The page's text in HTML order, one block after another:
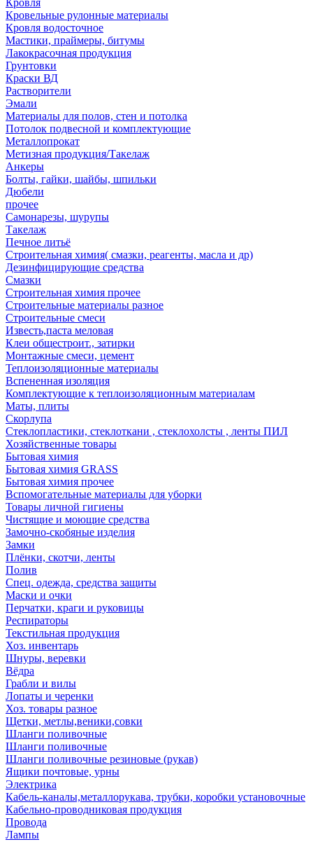
Кровля
Кровельные рулонные материалы
Кровля водосточное
Мастики, праймеры, битумы
Лакокрасочная продукция
Грунтовки
Краски ВД
Растворители
Эмали
Материалы для полов, стен и потолка
Потолок подвесной и комплектующие
Металлопрокат
Метизная продукция/Такелаж
Анкеры
Болты, гайки, шайбы, шпильки
Дюбели
прочее
Самонарезы, шурупы
Такелаж
Печное литьё
Строительная химия( смазки, реагенты, масла и др)
Дезинфицирующие средства
Смазки
Строительная химия прочее
Строительные материалы разное
Строительные смеси
Известь,паста меловая
Клеи общестроит., затирки
Монтажные смеси, цемент
Теплоизоляционные материалы
Вспененная изоляция
Комплектующие к теплоизоляционным материалам
Маты, плиты
Скорлупа
Стеклопластики, стеклоткани , стеклохолсты , ленты ПИЛ
Хозяйственные товары
Бытовая химия
Бытовая химия GRASS
Бытовая химия прочее
Вспомогательные материалы для уборки
Товары личной гигиены
Чистящие и моющие средства
Замочно-скобяные изделия
Замки
Плёнки, скотчи, ленты
Полив
Спец. одежда, средства защиты
Маски и очки
Перчатки, краги и руковицы
Респираторы
Текстильная продукция
Хоз. инвентарь
Шнуры, веревки
Вёдра
Грабли и вилы
Лопаты и черенки
Хоз. товары разное
Щетки, метлы,веники,совки
Шланги поливочные
Шланги поливочные
Шланги поливочные резиновые (рукав)
Ящики почтовые, урны
Электрика
Кабель-каналы,металлорукава, трубки, коробки установочные
Кабельно-проводниковая продукция
Провода
Лампы